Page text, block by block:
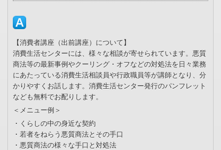
【消費者講座（出前講座）について】
消費生活センターには、様々な相談が寄せられています。悪質
商法等の最新事例やクーリング・オフなどの対処法を日々業務
にあたっている消費生活相談員や行政職員等が講師となり、分
かりやすくお話します。消費生活センター発行のパンフレット
なども無料でお配りします。
＜メニュー例＞
・くらしの中の身近な契約
・若者をねらう悪質商法とその手口
・悪質商法の様々な手口と対処法